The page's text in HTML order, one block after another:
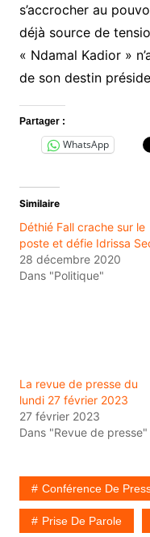
s’accrocher au
déjà source de
« Ndamal Kadior »
de son destin
Partager :
WhatsApp
Similaire
Déthié Fall crache sur le
poste et défie Idrissa
28 décembre 2020
Dans "Politique"
La revue de presse du
lundi 27 février 2023
27 février 2023
Dans "Revue de presse"
Conférence De
Prise De Parole